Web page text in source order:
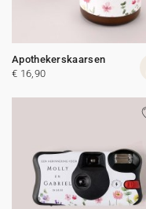
Apothekerskaarsen
€ 16,90